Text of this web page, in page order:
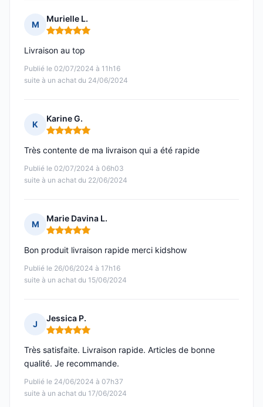
M
Murielle L.
Note : 5 sur 5
Publié le 02/07/2024 à 11h16
suite à un achat du 24/06/2024
Livraison au top
K
Karine G.
Note : 5 sur 5
Publié le 02/07/2024 à 06h03
suite à un achat du 22/06/2024
Très contente de ma livraison qui a été rapide
M
Marie Davina L.
Note : 5 sur 5
Publié le 26/06/2024 à 17h16
suite à un achat du 15/06/2024
Bon produit livraison rapide merci kidshow
J
Jessica P.
Note : 5 sur 5
Publié le 24/06/2024 à 07h37
suite à un achat du 17/06/2024
Très satisfaite. Livraison rapide. Articles de bonne
qualité. Je recommande.